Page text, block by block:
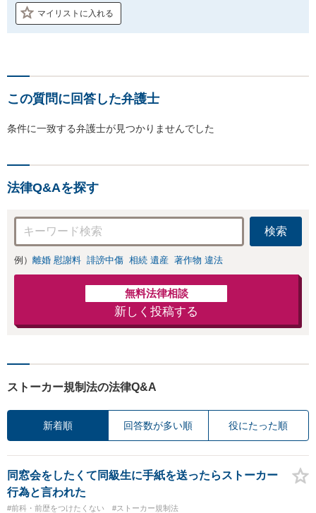
マイリストに入れる
この質問に回答した弁護士
条件に一致する弁護士が見つかりませんでした
法律Q&Aを探す
検索
例） 離婚 慰謝料 誹謗中傷 相続 遺産 著作物 違法
無料法律相談
新しく投稿する
ストーカー規制法の法律Q&A
新着順 回答数が多い順 役にたった順
同窓会をしたくて同級生に手紙を送ったらストーカー
行為と言われた
#前科・前歴をつけたくない #ストーカー規制法